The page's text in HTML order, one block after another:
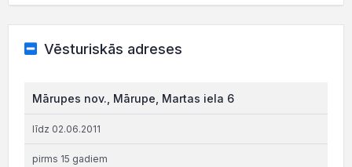
Vēsturiskās adreses
Mārupes nov., Mārupe, Martas iela 6
līdz 02.06.2011
pirms 15 gadiem